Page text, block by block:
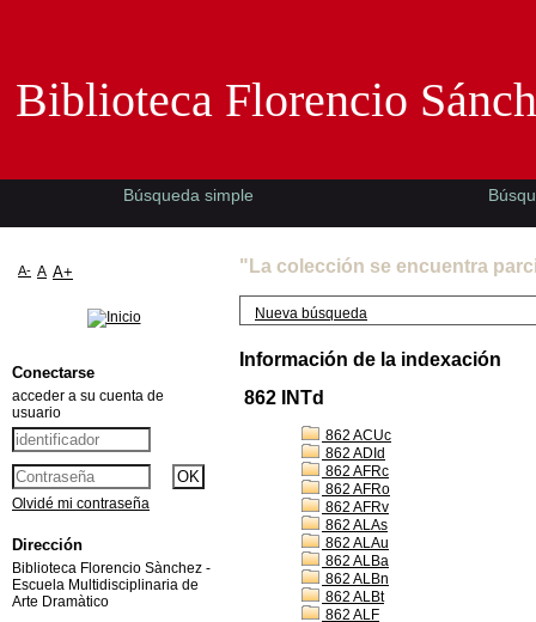
"La colección se encuentra
Nueva búsqueda
Información de la indexación
862 INTd
862 ACUc
862 ADId
862 AFRc
862 AFRo
862 AFRv
862 ALAs
862 ALAu
862 ALBa
862 ALBn
862 ALBt
862 ALF
Biblioteca Florencio
Búsqueda simple
A- A A+
Conectarse
acceder a su cuenta de
usuario
Olvidé mi contraseña
Dirección
Biblioteca Florencio Sànchez -
Escuela Multidisciplinaria de
Arte Dramàtico